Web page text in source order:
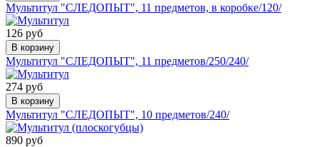
Мультитул "СЛЕДОПЫТ", 11 предметов, в коробке/120/
126 руб
В корзину
Мультитул "СЛЕДОПЫТ", 11 предметов/250/240/
274 руб
В корзину
Мультитул "СЛЕДОПЫТ", 10 предметов/240/
890 руб